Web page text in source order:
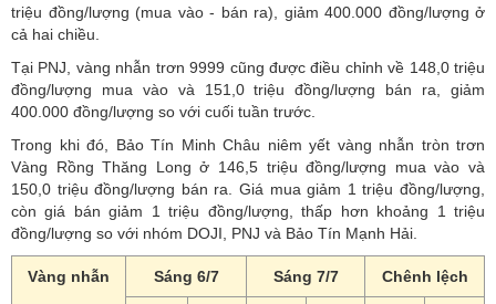
triệu đồng/lượng (mua vào - bán ra), giảm 400.000 đồng/lượng ở
cả hai chiều.
Tại PNJ, vàng nhẫn trơn 9999 cũng được điều chỉnh về 148,0 triệu
đồng/lượng mua vào và 151,0 triệu đồng/lượng bán ra, giảm
400.000 đồng/lượng so với cuối tuần trước.
Trong khi đó, Bảo Tín Minh Châu niêm yết vàng nhẫn tròn trơn
Vàng Rồng Thăng Long ở 146,5 triệu đồng/lượng mua vào và
150,0 triệu đồng/lượng bán ra. Giá mua giảm 1 triệu đồng/lượng,
còn giá bán giảm 1 triệu đồng/lượng, thấp hơn khoảng 1 triệu
đồng/lượng so với nhóm DOJI, PNJ và Bảo Tín Mạnh Hải.
Vàng nhẫn Sáng 6/7 Sáng 7/7 Chênh lệch